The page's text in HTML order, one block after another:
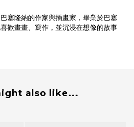
塞隆納的作家與插畫家，畢業於巴塞
歡畫畫、寫作，並沉浸在想像的故事
also like...